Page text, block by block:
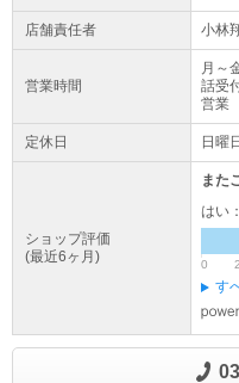
店舗責任者 小林
営業時間
月～
話受
営業
定休日 日曜
ショップ評価
(最近6ヶ月)
また
はい：
0
す